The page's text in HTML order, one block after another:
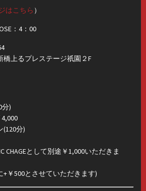
はこちら ）
：4：00
橋上るプレステージ祇園２F
分)
4,000
(120分)
CHAGEとして別途￥1,000いただきま
+￥500とさせていただきます)